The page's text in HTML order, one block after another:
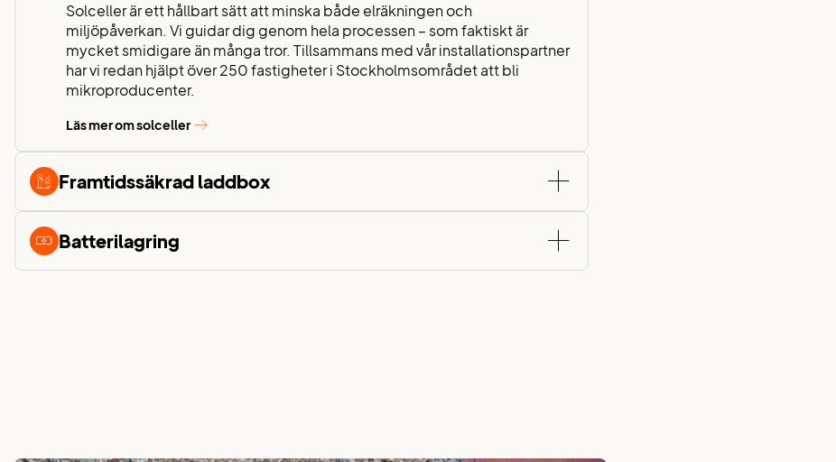
Solceller är ett hållbart sätt att minska både elräkningen och
miljöpåverkan. Vi guidar dig genom hela processen – som faktiskt är
mycket smidigare än många tror. Tillsammans med vår installationspartner
har vi redan hjälpt över 250 fastigheter i Stockholmsområdet att bli
mikroproducenter.
Läs mer om solceller
Framtidssäkrad laddbox
Batterilagring